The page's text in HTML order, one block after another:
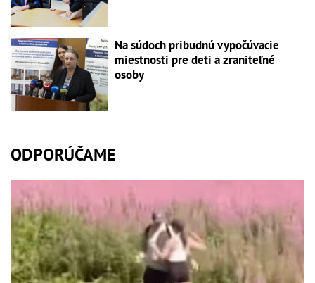
Na súdoch pribudnú vypočúvacie
miestnosti pre deti a zraniteľné
osoby
ODPORÚČAME